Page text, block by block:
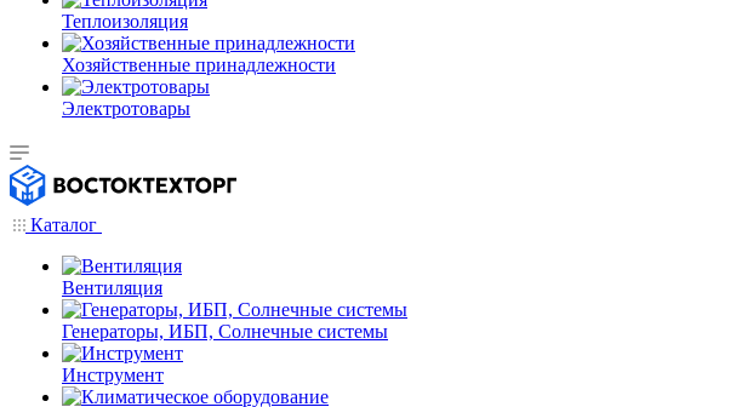
Теплоизоляция
Хозяйственные принадлежности
Электротовары
Каталог
Вентиляция
Генераторы, ИБП, Солнечные системы
Инструмент